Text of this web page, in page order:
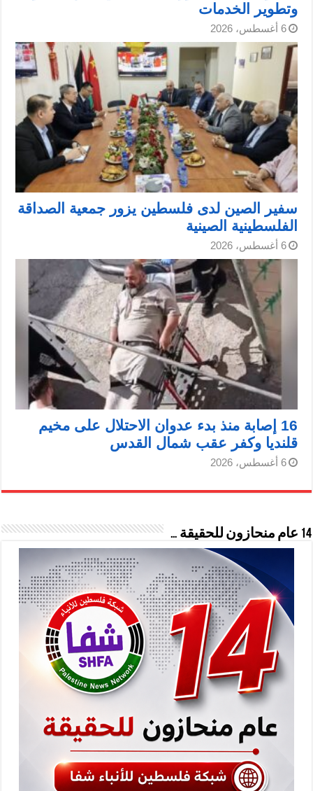
وتطوير الخدمات
6 أغسطس، 2026
سفير الصين لدى فلسطين يزور جمعية الصداقة
الفلسطينية الصينية
6 أغسطس، 2026
16 إصابة منذ بدء عدوان الاحتلال على مخيم
قلنديا وكفر عقب شمال القدس
6 أغسطس، 2026
14 عام منحازون للحقيقة …